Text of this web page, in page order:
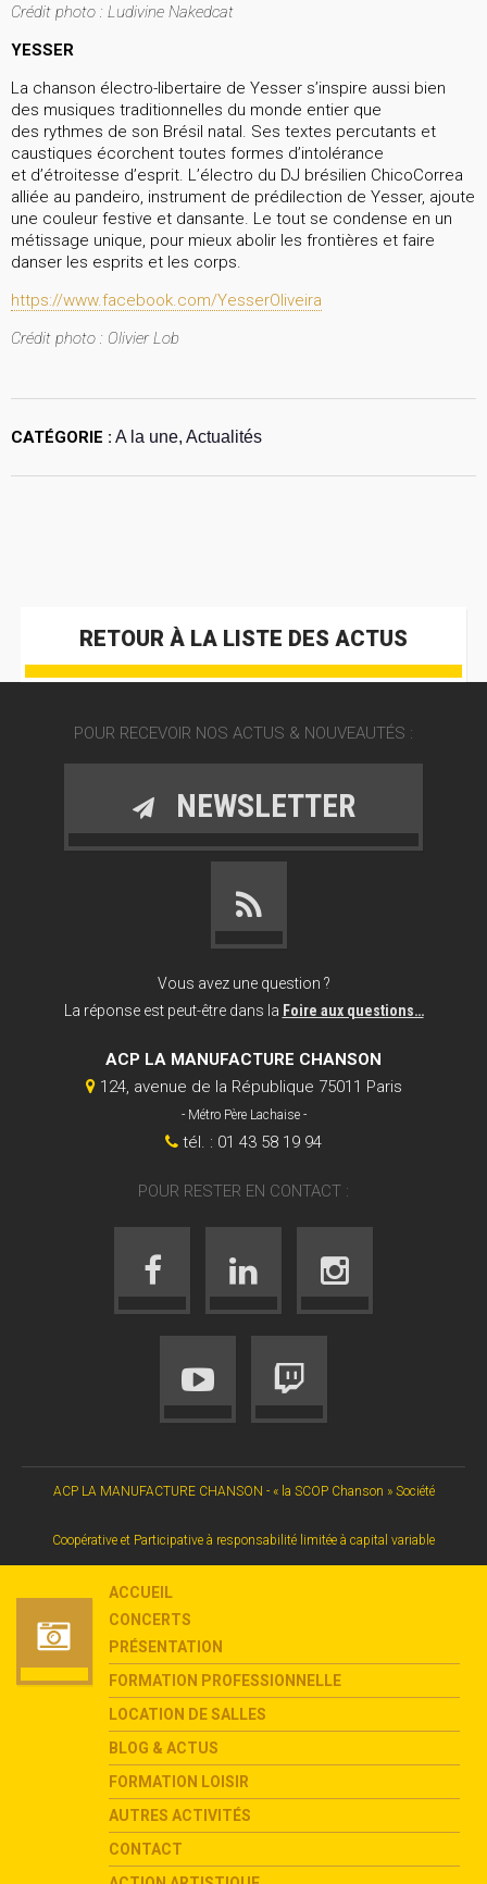
Crédit photo : Ludivine Nakedcat
YESSER
La chanson électro-libertaire de Yesser s’inspire aussi bien
des musiques traditionnelles du monde entier que
des rythmes de son Brésil natal. Ses textes percutants et
caustiques écorchent toutes formes d’intolérance
et d’étroitesse d’esprit. L’électro du DJ brésilien ChicoCorrea
alliée au pandeiro, instrument de prédilection de Yesser, ajoute
une couleur festive et dansante. Le tout se condense en un
métissage unique, pour mieux abolir les frontières et faire
danser les esprits et les corps.
https://www.facebook.com/YesserOliveira
Crédit photo : Olivier Lob
CATÉGORIE : A la une, Actualités
RETOUR À LA LISTE DES ACTUS
POUR RECEVOIR NOS ACTUS & NOUVEAUTÉS :
NEWSLETTER
Vous avez une question ?
La réponse est peut-être dans la Foire aux questions…
ACP LA MANUFACTURE CHANSON
124, avenue de la République 75011 Paris
- Métro Père Lachaise -
tél. : 01 43 58 19 94
POUR RESTER EN CONTACT :
ACP LA MANUFACTURE CHANSON - « la SCOP Chanson » Société
Coopérative et Participative à responsabilité limitée à capital variable
ACCUEIL
CONCERTS
PRÉSENTATION
FORMATION PROFESSIONNELLE
LOCATION DE SALLES
BLOG & ACTUS
FORMATION LOISIR
AUTRES ACTIVITÉS
CONTACT